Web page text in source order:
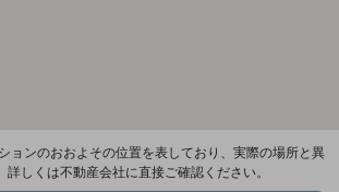
ョンのおおよその位置を表しており、実際の場所と異
詳しくは不動産会社に直接ご確認ください。